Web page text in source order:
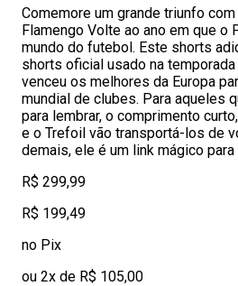
Comemore um grande triunfo
Flamengo Volte ao ano em que o
mundo do futebol. Este shorts
shorts oficial usado na
venceu os melhores da Europa
mundial de clubes. Para aqueles
para lembrar, o comprimento
e o Trefoil vão transportá-los de
demais, ele é um link mágico
R$ 299,99
R$ 199,49
no Pix
ou 2x de R$ 105,00